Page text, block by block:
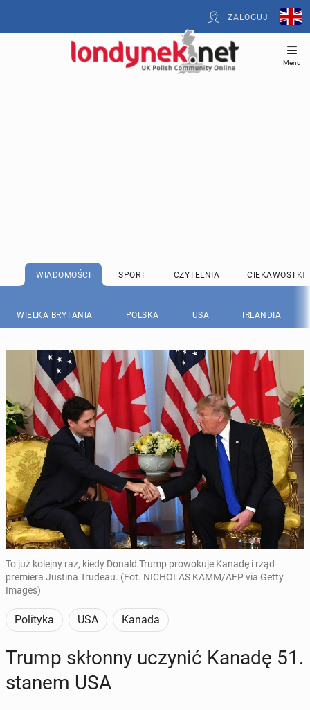
ZALOGUJ
Menu
WIADOMOŚCI SPORT CZYTELNIA CIEKAWOSTKI
WIELKA BRYTANIA POLSKA USA IRLANDIA
To już kolejny raz, kiedy Donald Trump prowokuje Kanadę i rząd
premiera Justina Trudeau. (Fot. NICHOLAS KAMM/AFP via Getty
Images)
Polityka USA Kanada
Trump skłonny uczynić Kanadę 51.
stanem USA